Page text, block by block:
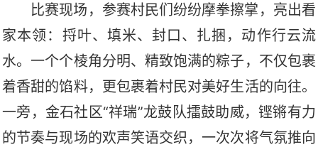
比赛现场，参赛村民们纷纷摩拳擦掌，亮出看
家本领：捋叶、填米、封口、扎捆，动作行云流
水。一个个棱角分明、精致饱满的粽子，不仅包裹
着香甜的馅料，更包裹着村民对美好生活的向往。
一旁，金石社区“祥瑞”龙鼓队擂鼓助威，铿锵有力
的节奏与现场的欢声笑语交织，一次次将气氛推向